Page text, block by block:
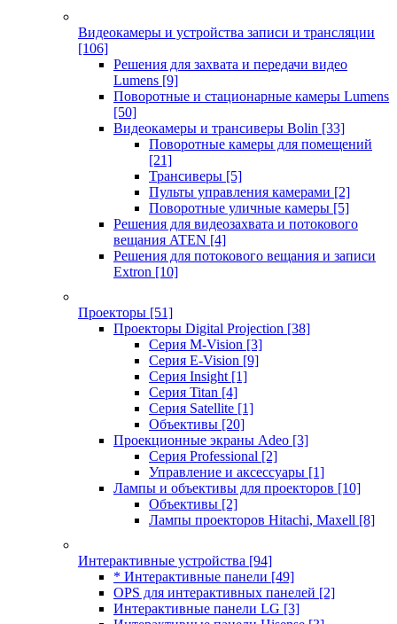
Видеокамеры и устройства записи и трансляции
[106]
Решения для захвата и передачи видео
Lumens [9]
Поворотные и стационарные камеры Lumens
[50]
Видеокамеры и трансиверы Bolin [33]
Поворотные камеры для помещений
[21]
Трансиверы [5]
Пульты управления камерами [2]
Поворотные уличные камеры [5]
Решения для видеозахвата и потокового
вещания ATEN [4]
Решения для потокового вещания и записи
Extron [10]
Проекторы [51]
Проекторы Digital Projection [38]
Серия M-Vision [3]
Серия E-Vision [9]
Серия Insight [1]
Серия Titan [4]
Серия Satellite [1]
Объективы [20]
Проекционные экраны Adeo [3]
Серия Professional [2]
Управление и аксессуары [1]
Лампы и объективы для проекторов [10]
Объективы [2]
Лампы проекторов Hitachi, Maxell [8]
Интерактивные устройства [94]
* Интерактивные панели [49]
OPS для интерактивных панелей [2]
Интерактивные панели LG [3]